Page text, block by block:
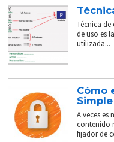
Técnica de
de uso es
utilizada...
Cómo
Simple
A veces es
contenido
fijador de